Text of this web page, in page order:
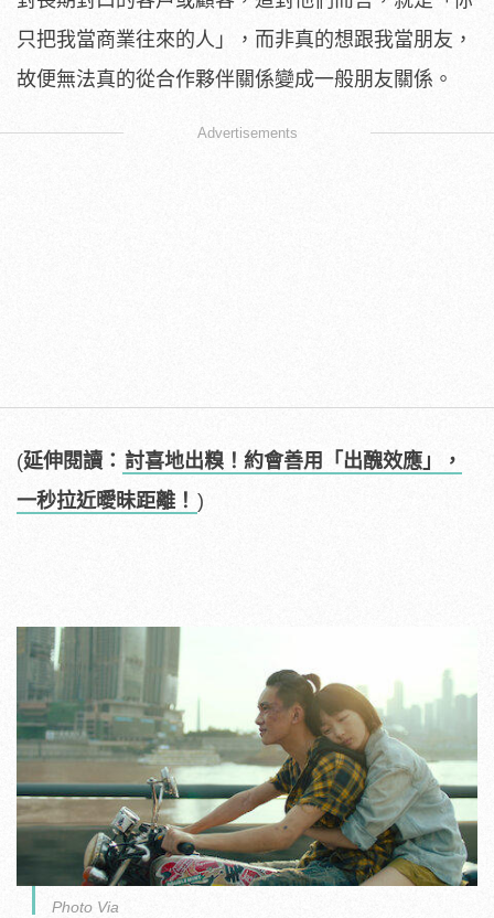
只把我當商業往來的人」，而非真的想跟我當朋友，
故便無法真的從合作夥伴關係變成一般朋友關係。
Advertisements
(延伸閱讀： 討喜地出糗！約會善用「出醜效應」，
一秒拉近曖昧距離！ )
Photo Via